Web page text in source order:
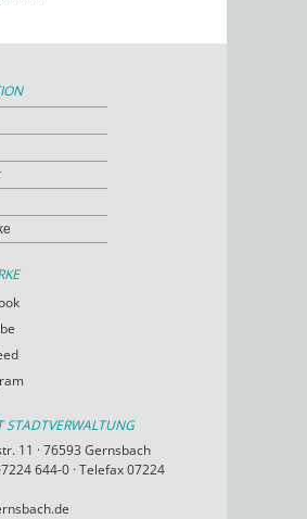
STADTVERWALTUNG
11 · 76593 Gernsbach
644-0 · Telefax 07224